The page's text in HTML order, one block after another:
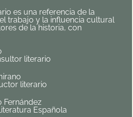
es una referencia de la
trabajo y la influencia cultural
de la historia, con
literario
literario
Fernández
Española